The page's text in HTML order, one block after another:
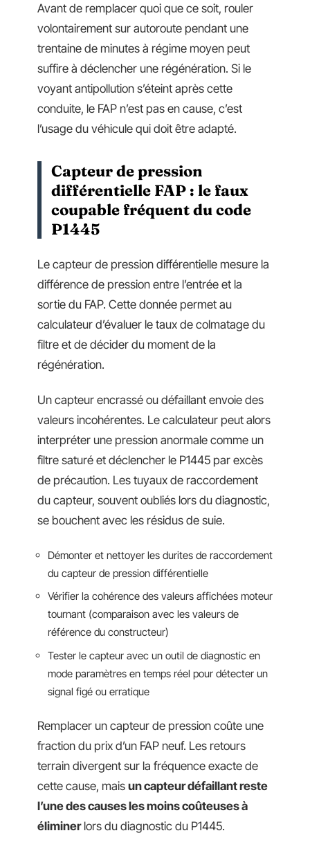
Avant de remplacer quoi que ce soit, rouler
volontairement sur autoroute pendant une
trentaine de minutes à régime moyen peut
suffire à déclencher une régénération. Si le
voyant antipollution s’éteint après cette
conduite, le FAP n’est pas en cause, c’est
l’usage du véhicule qui doit être adapté.
Capteur de pression
différentielle FAP : le faux
coupable fréquent du code
P1445
Le capteur de pression différentielle mesure la
différence de pression entre l’entrée et la
sortie du FAP. Cette donnée permet au
calculateur d’évaluer le taux de colmatage du
filtre et de décider du moment de la
régénération.
Un capteur encrassé ou défaillant envoie des
valeurs incohérentes. Le calculateur peut alors
interpréter une pression anormale comme un
filtre saturé et déclencher le P1445 par excès
de précaution. Les tuyaux de raccordement
du capteur, souvent oubliés lors du diagnostic,
se bouchent avec les résidus de suie.
Démonter et nettoyer les durites de raccordement
du capteur de pression différentielle
Vérifier la cohérence des valeurs affichées moteur
tournant (comparaison avec les valeurs de
référence du constructeur)
Tester le capteur avec un outil de diagnostic en
mode paramètres en temps réel pour détecter un
signal figé ou erratique
Remplacer un capteur de pression coûte une
fraction du prix d’un FAP neuf. Les retours
terrain divergent sur la fréquence exacte de
cette cause, mais un capteur défaillant reste
l’une des causes les moins coûteuses à
éliminerlors du diagnostic du P1445.